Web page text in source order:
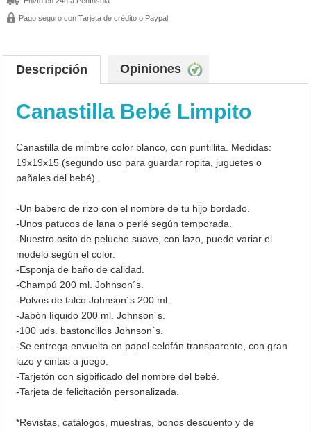
Pago seguro con Tarjeta de crédito o Paypal
Descripción Opiniones
Canastilla Bebé Limpito
Canastilla de mimbre color blanco, con puntillita. Medidas:
19x19x15 (segundo uso para guardar ropita, juguetes o
pañales del bebé).
-Un babero de rizo con el nombre de tu hijo bordado.
-Unos patucos de lana o perlé según temporada.
-Nuestro osito de peluche suave, con lazo, puede variar el
modelo según el color.
-Esponja de baño de calidad.
-Champú 200 ml. Johnson´s.
-Polvos de talco Johnson´s 200 ml.
-Jabón líquido 200 ml. Johnson´s.
-100 uds. bastoncillos Johnson´s.
-Se entrega envuelta en papel celofán transparente, con gran
lazo y cintas a juego.
-Tarjetón con sigbificado del nombre del bebé.
-Tarjeta de felicitación personalizada.
*Revistas, catálogos, muestras, bonos descuento y de